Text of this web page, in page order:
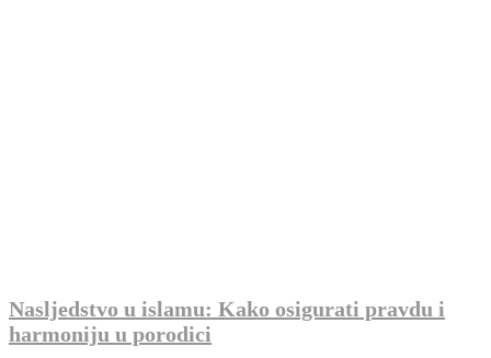
Nasljedstvo u islamu: Kako osigurati pravdu i
harmoniju u porodici